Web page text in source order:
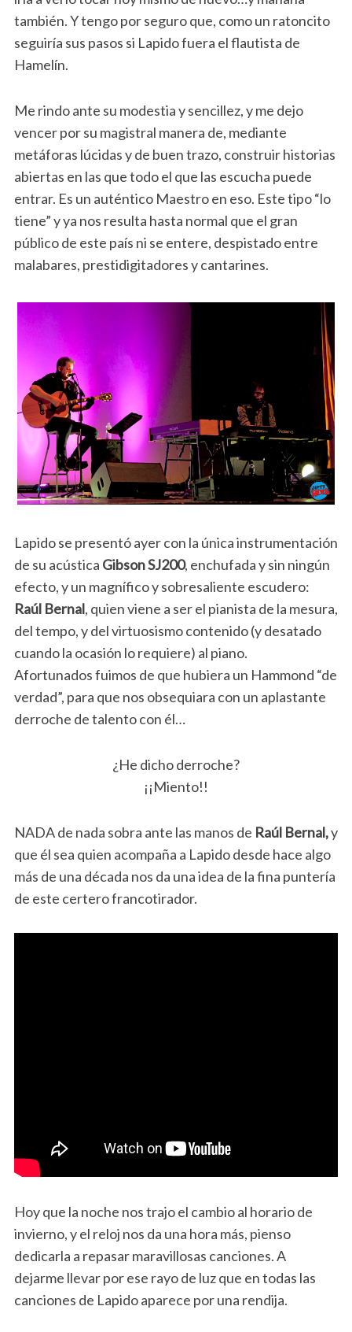
también. Y tengo por seguro que, como un ratoncito
seguiría sus pasos si Lapido fuera el flautista de
Hamelín.
Me rindo ante su modestia y sencillez, y me dejo
vencer por su magistral manera de, mediante
metáforas lúcidas y de buen trazo, construir historias
abiertas en las que todo el que las escucha puede
entrar. Es un auténtico Maestro en eso. Este tipo “lo
tiene” y ya nos resulta hasta normal que el gran
público de este país ni se entere, despistado entre
malabares, prestidigitadores y cantarines.
Lapido se presentó ayer con la única instrumentación
de su acústica Gibson SJ200, enchufada y sin ningún
efecto, y un magnífico y sobresaliente escudero:
Raúl Bernal, quien viene a ser el pianista de la mesura,
del tempo, y del virtuosismo contenido (y desatado
cuando la ocasión lo requiere) al piano.
Afortunados fuimos de que hubiera un Hammond “de
verdad”, para que nos obsequiara con un aplastante
derroche de talento con él…
¿He dicho derroche?
¡¡Miento!!
NADA de nada sobra ante las manos de Raúl Bernal,y
que él sea quien acompaña a Lapido desde hace algo
más de una década nos da una idea de la fina puntería
de este certero francotirador.
Hoy que la noche nos trajo el cambio al horario de
invierno, y el reloj nos da una hora más, pienso
dedicarla a repasar maravillosas canciones. A
dejarme llevar por ese rayo de luz que en todas las
canciones de Lapido aparece por una rendija.